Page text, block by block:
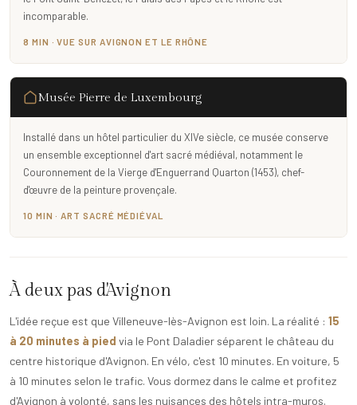
incomparable.
8 MIN · VUE SUR AVIGNON ET LE RHÔNE
Musée Pierre de Luxembourg
Installé dans un hôtel particulier du XIVe siècle, ce musée conserve
un ensemble exceptionnel d'art sacré médiéval, notamment le
Couronnement de la Vierge d'Enguerrand Quarton (1453), chef-
d'œuvre de la peinture provençale.
10 MIN · ART SACRÉ MÉDIÉVAL
À deux pas d'Avignon
L'idée reçue est que Villeneuve-lès-Avignon est loin. La réalité : 15
à 20 minutes à pied via le Pont Daladier séparent le château du
centre historique d'Avignon. En vélo, c'est 10 minutes. En voiture, 5
à 10 minutes selon le trafic. Vous dormez dans le calme et profitez
d'Avignon à volonté, sans les nuisances des hôtels intra-muros.